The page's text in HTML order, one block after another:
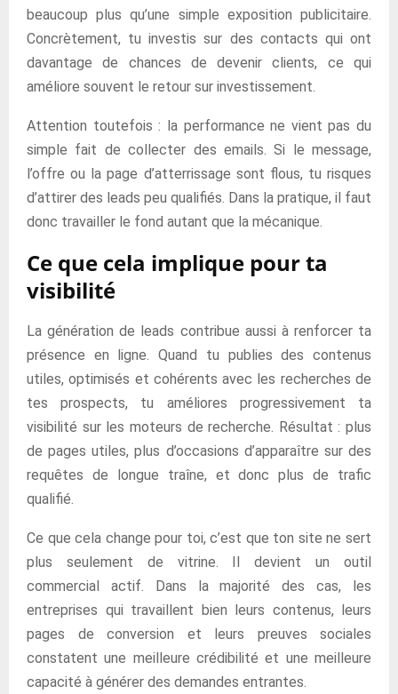
beaucoup plus qu’une simple exposition publicitaire.
Concrètement, tu investis sur des contacts qui ont
davantage de chances de devenir clients, ce qui
améliore souvent le retour sur investissement.
Attention toutefois : la performance ne vient pas du
simple fait de collecter des emails. Si le message,
l’offre ou la page d’atterrissage sont flous, tu risques
d’attirer des leads peu qualifiés. Dans la pratique, il faut
donc travailler le fond autant que la mécanique.
Ce que cela implique pour ta
visibilité
La génération de leads contribue aussi à renforcer ta
présence en ligne. Quand tu publies des contenus
utiles, optimisés et cohérents avec les recherches de
tes prospects, tu améliores progressivement ta
visibilité sur les moteurs de recherche. Résultat : plus
de pages utiles, plus d’occasions d’apparaître sur des
requêtes de longue traîne, et donc plus de trafic
qualifié.
Ce que cela change pour toi, c’est que ton site ne sert
plus seulement de vitrine. Il devient un outil
commercial actif. Dans la majorité des cas, les
entreprises qui travaillent bien leurs contenus, leurs
pages de conversion et leurs preuves sociales
constatent une meilleure crédibilité et une meilleure
capacité à générer des demandes entrantes.